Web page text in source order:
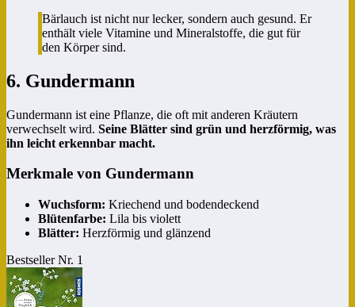
Bärlauch ist nicht nur lecker, sondern auch gesund. Er
enthält viele Vitamine und Mineralstoffe, die gut für
den Körper sind.
6. Gundermann
Gundermann ist eine Pflanze, die oft mit anderen Kräutern
verwechselt wird. Seine Blätter sind grün und herzförmig, was
ihn leicht erkennbar macht.
Merkmale von Gundermann
Wuchsform: Kriechend und bodendeckend
Blütenfarbe: Lila bis violett
Blätter: Herzförmig und glänzend
Bestseller Nr. 1